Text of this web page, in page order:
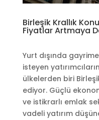
Birleşik Krallık
Fiyatlar Artmaya
Yurt dışında
isteyen
ülkelerden biri
ediyor. Güçlü
ve istikrarlı emlak
vadeli yatırım